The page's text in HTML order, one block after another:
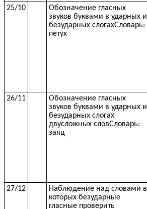
25/10
Обозначение гласных
звуков буквами в ударных и
безударных слогахСловарь:
петух
26/11
Обозначение гласных
звуков буквами в ударных и
безударных слогах
двусложных словСловарь:
заяц
27/12
Наблюдение над словами в
которых безударные
гласные проверить